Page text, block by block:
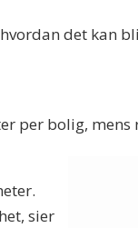
det kan
per bolig,
sier